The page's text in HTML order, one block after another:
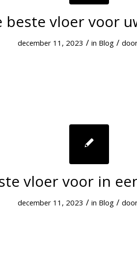
beste vloer voor
december 11, 2023 / in Blog /
vloer voor in
december 11, 2023 / in Blog /